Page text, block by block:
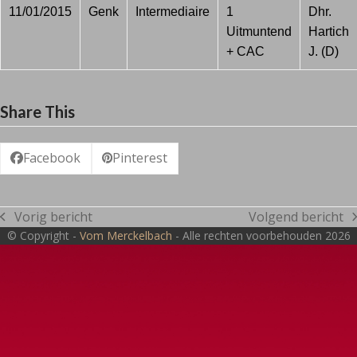
11/01/2015 Genk Intermediaire
1
Uitmuntend
+ CAC
Dhr.
Hartich
J. (D)
Share This
Facebook Pinterest
previous
post:
Vorig bericht
next
post:
Volgend bericht
© Copyright - Vom Merckelbach - Alle rechten voorbehouden 2026